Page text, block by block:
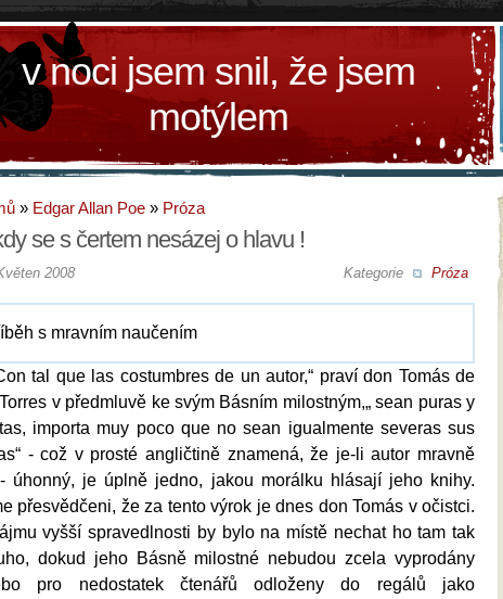
v noci jsem snil, že jsem
motýlem
» Edgar Allan Poe » Próza
se s čertem nesázej o hlavu !
Kategorie Próza
2008
s mravním naučením
tal que las costumbres de un autor,“ praví don Tomás de
v předmluvě ke svým Básním milostným,„ sean puras y
importa muy poco que no sean igualmente severas sus
- což v prosté angličtině znamená, že je-li autor mravně
úhonný, je úplně jedno, jakou morálku hlásají jeho knihy.
přesvědčeni, že za tento výrok je dnes don Tomás v očistci.
vyšší spravedlnosti by bylo na místě nechat ho tam tak
dokud jeho Básně milostné nebudou zcela vyprodány
pro nedostatek čtenářů odloženy do regálů jako